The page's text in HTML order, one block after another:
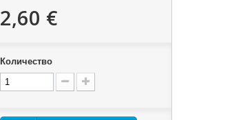
2,60 €
Количество